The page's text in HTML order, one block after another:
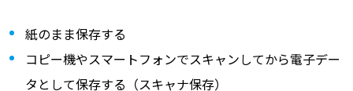
紙のまま保存する
コピー機やスマートフォンでスキャンしてから電子デー
タとして保存する（スキャナ保存）